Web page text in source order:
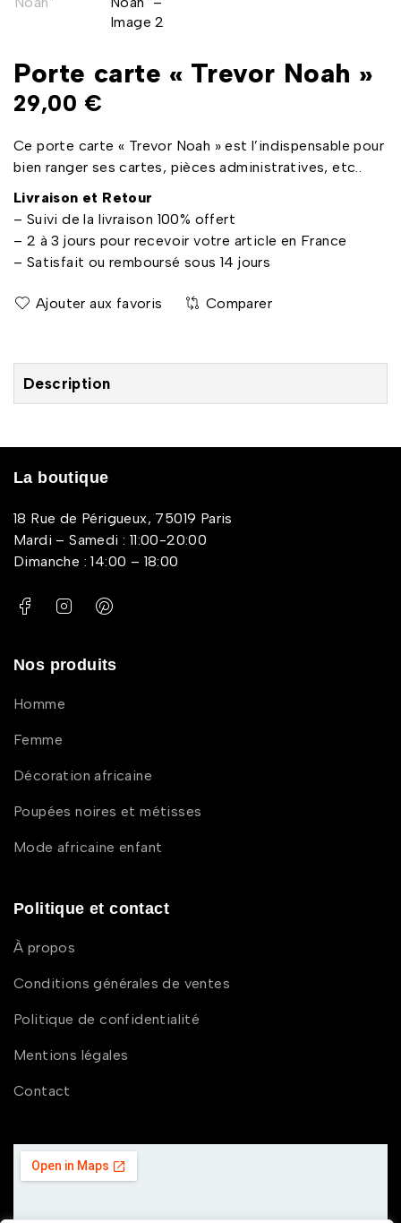
Porte carte « Trevor Noah »
29,00 €
Ce porte carte « Trevor Noah »est l’indispensable pour
bien ranger ses cartes, pièces administratives, etc..
Livraison et Retour
– Suivi de la livraison 100% offert
– 2 à 3 jours pour recevoir votre article en France
– Satisfait ou remboursé sous 14 jours
Comparer
Description
La boutique
18 Rue de Périgueux, 75019 Paris
Mardi – Samedi : 11:00-20:00
Dimanche : 14:00 – 18:00
Nos produits
Homme
Femme
Décoration africaine
Poupées noires et métisses
Mode africaine enfant
Politique et contact
À propos
Conditions générales de ventes
Politique de confidentialité
Mentions légales
Contact